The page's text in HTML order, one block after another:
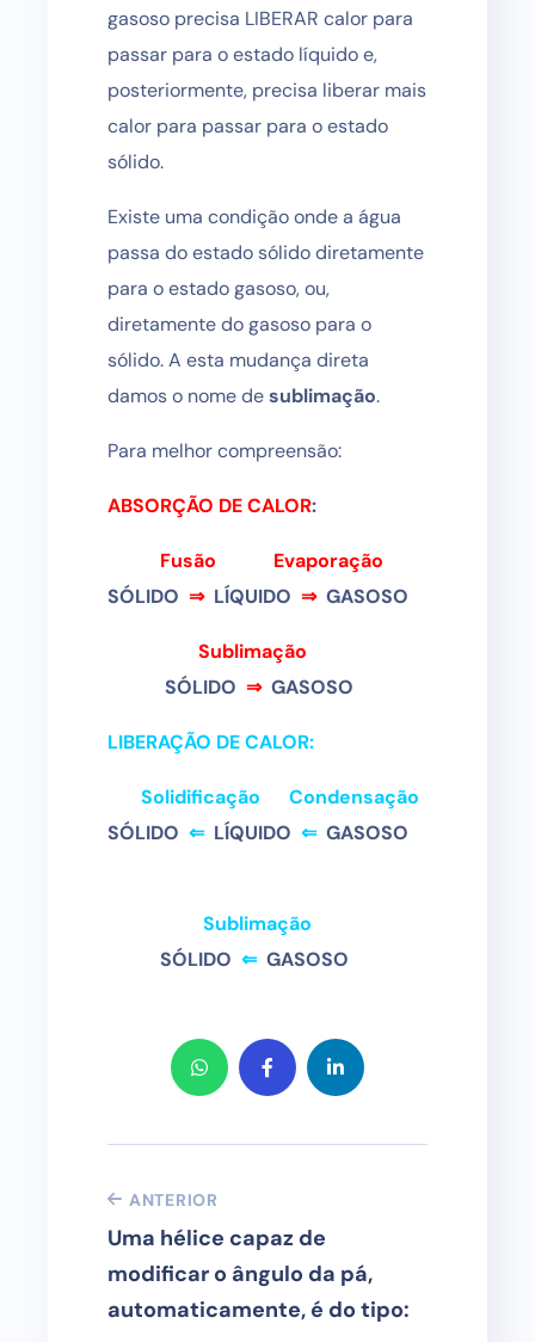
gasoso precisa LIBERAR calor para
passar para o estado líquido e,
posteriormente, precisa liberar mais
calor para passar para o estado
sólido.
Existe uma condição onde a água
passa do estado sólido diretamente
para o estado gasoso, ou,
diretamente do gasoso para o
sólido. A esta mudança direta
damos o nome desublimação.
Para melhor compreensão:
ABSORÇÃO DE CALOR:
Fusão
Evaporação
SÓLIDO ⇒LÍQUIDO ⇒GASOSO
Sublimação
SÓLIDO ⇒ GASOSO
LIBERAÇÃO DE CALOR:
Solidificação Condensação
SÓLIDO ⇐LÍQUIDO ⇐ GASOSO
Sublimação
SÓLIDO ⇐GASOSO
ANTERIOR
Uma hélice capaz de
modificar o ângulo da pá,
automaticamente, é do tipo: